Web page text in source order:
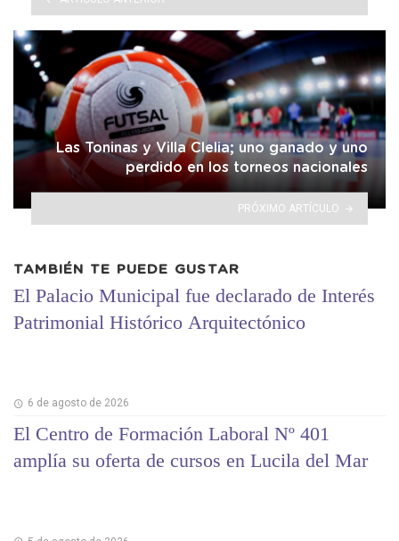
Las Toninas y Villa Clelia; uno ganado y uno
perdido en los torneos nacionales
PRÓXIMO ARTÍCULO
TAMBIÉN TE PUEDE GUSTAR
El Palacio Municipal fue declarado de Interés
Patrimonial Histórico Arquitectónico
6 de agosto de 2026
El Centro de Formación Laboral Nº 401
amplía su oferta de cursos en Lucila del Mar